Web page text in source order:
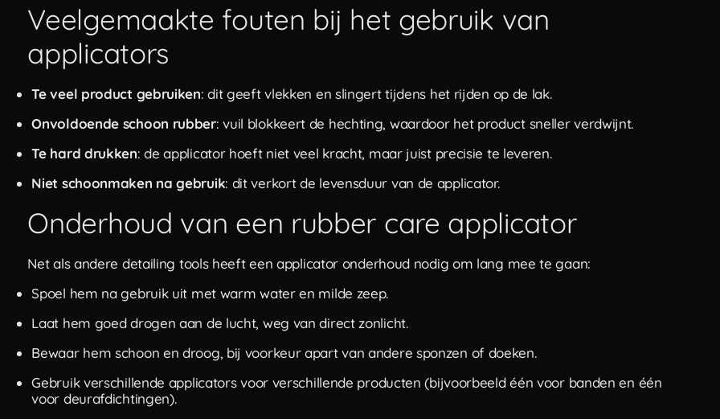
Veelgemaakte fouten bij het gebruik van
applicators
Te veel product gebruiken: dit geeft vlekken en slingert tijdens het rijden op de lak.
Onvoldoende schoon rubber: vuil blokkeert de hechting, waardoor het product sneller verdwijnt.
Te hard drukken: de applicator hoeft niet veel kracht, maar juist precisie te leveren.
Niet schoonmaken na gebruik: dit verkort de levensduur van de applicator.
Onderhoud van een rubber care applicator
Net als andere detailing tools heeft een applicator onderhoud nodig om lang mee te gaan:
Spoel hem na gebruik uit met warm water en milde zeep.
Laat hem goed drogen aan de lucht, weg van direct zonlicht.
Bewaar hem schoon en droog, bij voorkeur apart van andere sponzen of doeken.
Gebruik verschillende applicators voor verschillende producten (bijvoorbeeld één voor banden en één
voor deurafdichtingen).